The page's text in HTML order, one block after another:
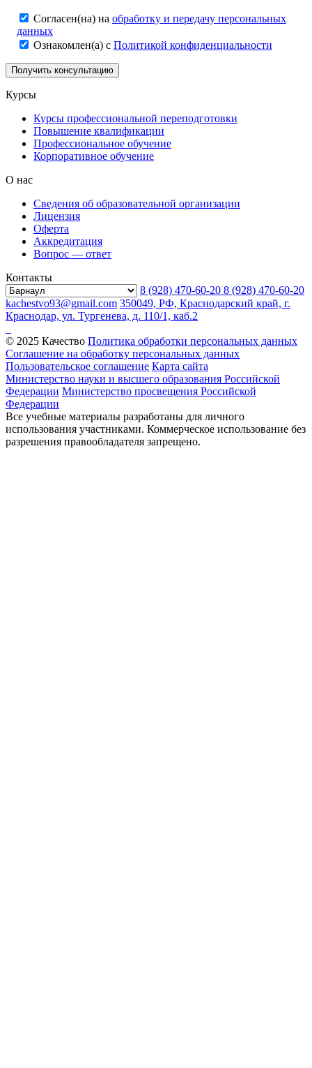
Согласен(на) на обработку и передачу персональных
данных
Ознакомлен(а) с Политикой конфиденциальности
Курсы
Курсы профессиональной переподготовки
Повышение квалификации
Профессиональное обучение
Корпоративное обучение
О нас
Сведения об образовательной организации
Лицензия
Оферта
Аккредитация
Вопрос — ответ
Контакты
8 (928) 470-60-20 8 (928) 470-60-20
kachestvo93@gmail.com 350049, РФ, Краснодарский край, г.
Краснодар, ул. Тургенева, д. 110/1, каб.2
© 2025 Качество Политика обработки персональных данных
Соглашение на обработку персональных данных
Пользовательское соглашение Карта сайта
Министерство науки и высшего образования Российской
Федерации Министерство просвещения Российской
Федерации
Все учебные материалы разработаны для личного
использования участниками. Коммерческое использование без
разрешения правообладателя запрещено.